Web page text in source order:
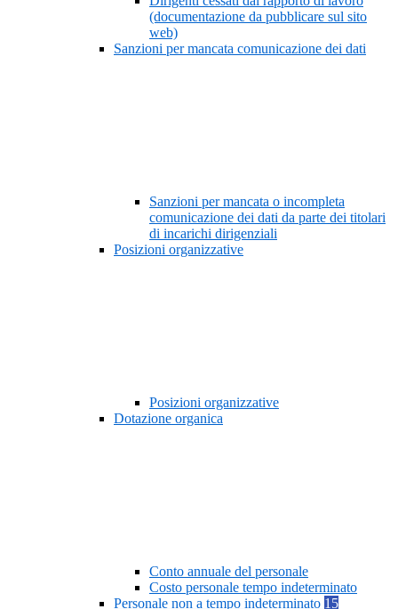
(documentazione da pubblicare sul sito
web)
Sanzioni per mancata comunicazione dei dati
Sanzioni per mancata o incompleta
comunicazione dei dati da parte dei titolari
di incarichi dirigenziali
Posizioni organizzative
Posizioni organizzative
Dotazione organica
Conto annuale del personale
Costo personale tempo indeterminato
Personale non a tempo indeterminato 15